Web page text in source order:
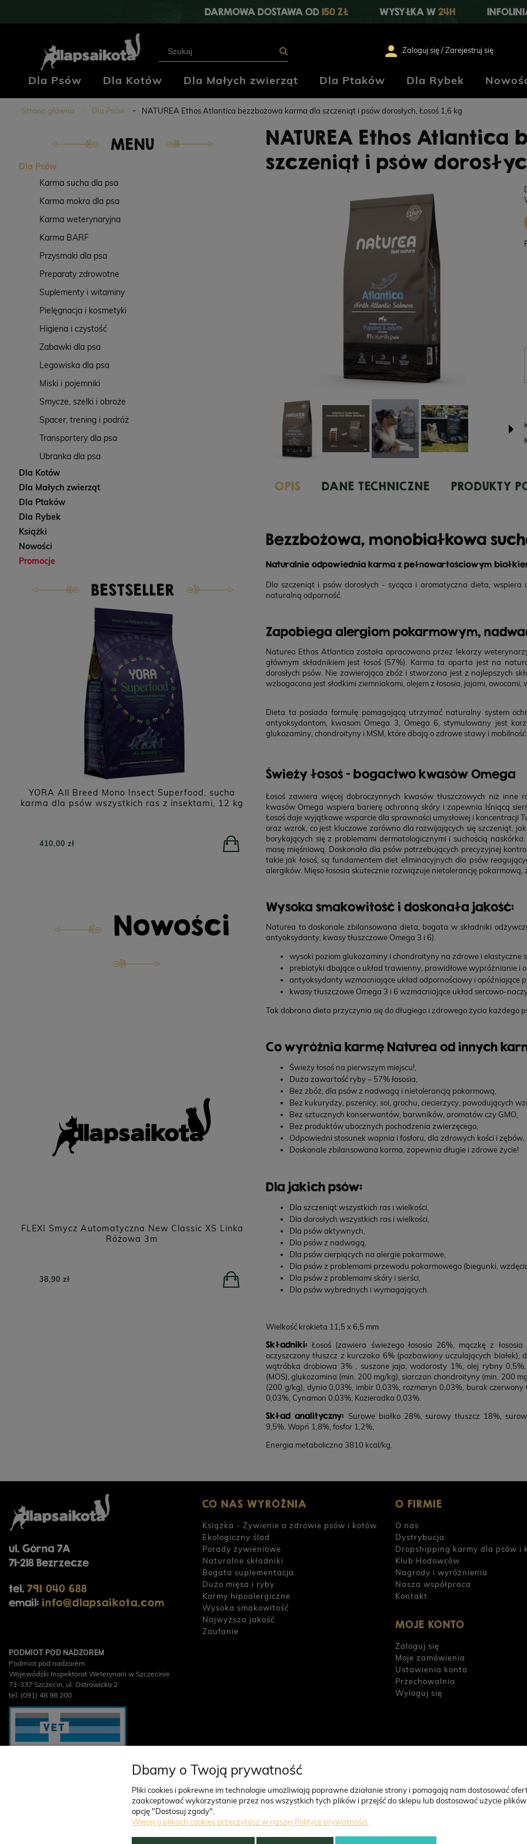
DARMOWA DOSTAWA OD 150 ZŁ WYSYŁKA W 24H
Zaloguj się / Zarejestruj się
Dla Psów Dla Kotów Dla Małych zwierząt Dla Ptaków Dla Rybek
Klub Hodowców
Blog Kontakt
Strona główna Dla Psów NATUREA Ethos Atlantica bezzbożowa karma dla szczeniąt i psów dorosłych, Łosoś 1,6 kg
MENU
Dla Psów
Karma sucha dla psa
Karma mokra dla psa
Karma weterynaryjna
Karma BARF
Przysmaki dla psa
Preparaty zdrowotne
Suplementy i witaminy
Pielęgnacja i kosmetyki
Higiena i czystość
Zabawki dla psa
Legowiska dla psa
Miski i pojemniki
Smycze, szelki i obroże
Spacer, trening i podróż
Transportery dla psa
Ubranka dla psa
Dla Kotów
Dla Małych zwierząt
Dla Ptaków
Dla Rybek
Książki
Nowości
Promocje
BESTSELLER
NATUREA Naturals Agnus karma dla szczeniąt i
psów dorosłych, Jagnięcina 12 kg
279,00 zł
TRIBAL Fresh Pressed Indyk, tłoczona na zimno
karma dla dorosłych psów, 12 kg
332,00 zł
Nowości
PERRO Jagnięcina z dynią dla psów dorosłych
800g
26,90 zł
POWIADOM O DOSTĘPNOŚCI
PERRO Cielęcina z cukinią dla psów dorosłych
800g
26,90 zł
POWIADOM O DOSTĘPNOŚCI
NATUREA Ethos
szczeniąt i psów
OPIS DANE TECHNICZNE PRODUKTY
Bezzbożowa, monobiałkowa
Naturalnie odpowiednia karma z pełnowartościowym
Dla szczeniąt i psów dorosłych - sycąca i aromatyczna dieta,
naturalną odporność.
Zapobiega alergiom pokarmowym,
Naturea Ethos Atlantica została opracowana przez lekarzy
głównym składnikiem jest łosoś (57%). Karma ta oparta jest na
dorosłych psów. Nie zawierająca zbóż i stworzona jest z najlepszych
wzbogacona jest słodkimi ziemniakami, olejem z łososia, jajami,
Dieta ta posiada formułę pomagającą utrzymać naturalny system
antyoksydantom, kwasom Omega 3, Omega 6, stymulowany jest
glukozaminy, chondroityny i MSM, które dbają o zdrowe stawy i mobilność
Świeży łosoś - bogactwo kwasów Omega
Łosoś zawiera więcej dobroczynnych kwasów tłuszczowych niż
kwasów Omega wspiera barierę ochronną skóry i zapewnia lśniącą
Łosoś daje wyjątkowe wsparcie dla sprawności umysłowej i
oraz wzrok, co jest kluczowe zarówno dla rozwijających się szczeniąt,
borykających się z problemami dermatologicznymi i suchością
masę mięśniową. Doskonała dla psów potrzebujących precyzyjnej
takie jak łosoś, są fundamentem diet eliminacyjnych dla psów
alergików. Mięso łososia skutecznie rozwiązuje nietolerancję
Wysoka smakowitość i doskonała jakość:
Naturea to doskonale zbilansowana dieta, bogata w składniki
antyoksydanty, kwasy tłuszczowe Omega 3 i 6).
wysoki poziom glukozaminy i chondroityny na zdrowe i elastyczne
prebiotyki dbające o układ trawienny, prawidłowe wypróżnianie i
antyoksydanty wzmacniające układ odpornościowy i opóźniające
kwasy tłuszczowe Omega 3 i 6 wzmacniające układ sercowo-
Tak dobrana dieta przyczynia się do długiego i zdrowego życia każdego
Co wyróżnia karmę Naturea od innych
Świeży łosoś na pierwszym miejscu!,
Duża zawartość ryby – 57% łososia,
Bez zbóż, dla psów z nadwagą i nietolerancją pokarmową,
Bez kukurydzy, pszenicy, soi, grochu, ciecierzycy, powodujących
Bez sztucznych konserwantów, barwników, aromatów czy GMO,
Bez produktów ubocznych pochodzenia zwierzęcego,
Odpowiedni stosunek wapnia i fosforu, dla zdrowych kości i zębów,
Doskonale zbilansowana karma, zapewnia długie i zdrowe życie!
Dla jakich psów:
Dla szczeniąt wszystkich ras i wielkości,
Dla dorosłych wszystkich ras i wielkości,
Dla psów aktywnych,
Dla psów z nadwagą,
Dla psów cierpiących na alergie pokarmowe,
Dla psów z problemami przewodu pokarmowego (biegunki,
Dla psów z problemami skóry i sierści,
Dla psów wybrednych i wymagających.
Wielkość krokieta 11,5 x 6,5 mm
Składniki: Łosoś (zawiera świeżego łososia 26%, mączkę z
oczyszczony tłuszcz z kurczaka 6% (pozbawiony uczulających
wątróbka drobiowa 3% , suszone jaja, wodorosty 1%, olej rybny
(MOS), glukozamina (min. 200 mg/kg), siarczan chondroityny (min. 200
(200 g/kg), dynia 0,03%, imbir 0,03%, rozmaryn 0,03%, burak
0,03%, Cynamon 0,03%, Kozieradka 0,03%.
Skład analityczny: Surowe białko 28%, surowy tłuszcz 18%,
9,5%. Wapń 1,8%, fosfor 1,2%,
Energia metaboliczna 3810 kcal/kg.
ul. Górna 7A
71-218 Bezrzecze
tel. 791 040 688
email: info@dlapsaikota.com
PODMIOT POD NADZOREM
Podmiot pod nadzorem
Wojewódzki Inspektorat Weterynarii w Szczecinie
71-337 Szczecin, ul. Ostrawicka 2
tel. (091) 48 98 200
Obrót detaliczny produktami otc na odległość
CO NAS WYRÓŻNIA
Książka - Żywienie a zdrowie psów i kotów
Ekologiczny ślad
Porady żywieniowe
Naturalne składniki
Bogata suplementacja
Dużo mięsa i ryby
Karmy hipoalergiczne
Wysoka smakowitość
Najwyższa jakość
Zaufanie
O FIRMIE
O nas
Dystrybucja
Dropshipping karmy dla psów i
Klub Hodowców
Nagrody i wyróżnienia
Nasza współpraca
Kontakt
MOJE KONTO
Zaloguj się
Moje zamówienia
Ustawienia konta
Przechowalnia
Wyloguj się
Dbamy o Twoją prywatność
Pliki cookies i pokrewne im technologie umożliwiają poprawne działanie strony i pomagają nam dostosować
zaakceptować wykorzystanie przez nas wszystkich tych plików i przejść do sklepu lub dostosować użycie
opcję "Dostosuj zgody".
Więcej o plikach cookies przeczytasz w naszej Polityce prywatności.